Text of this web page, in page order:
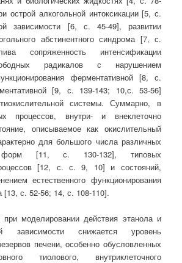
острой алкогольной интоксикации [5, с.
зависимости [6, с. 45-49], развитии
абстинентного синдрома [7, с.
сопряженность интенсификации
радикалов с нарушением
ферментативной [8, с.
[9, с. 139-143; 10,с. 53-56]
системы. Суммарно, в
процессов, внутри- и внеклеточно
описываемое как окислительный
для большого числа различных
форм [11, с. 130-132], типовых
[12, с. с. 9, 10] и состояний,
естественного функционирования
[13, с. 52-56; 14, с. 108-110].
моделировании действия этанола и
зависимости снижается уровень
печени, особенно обусловленных
тиолового, внутриклеточного